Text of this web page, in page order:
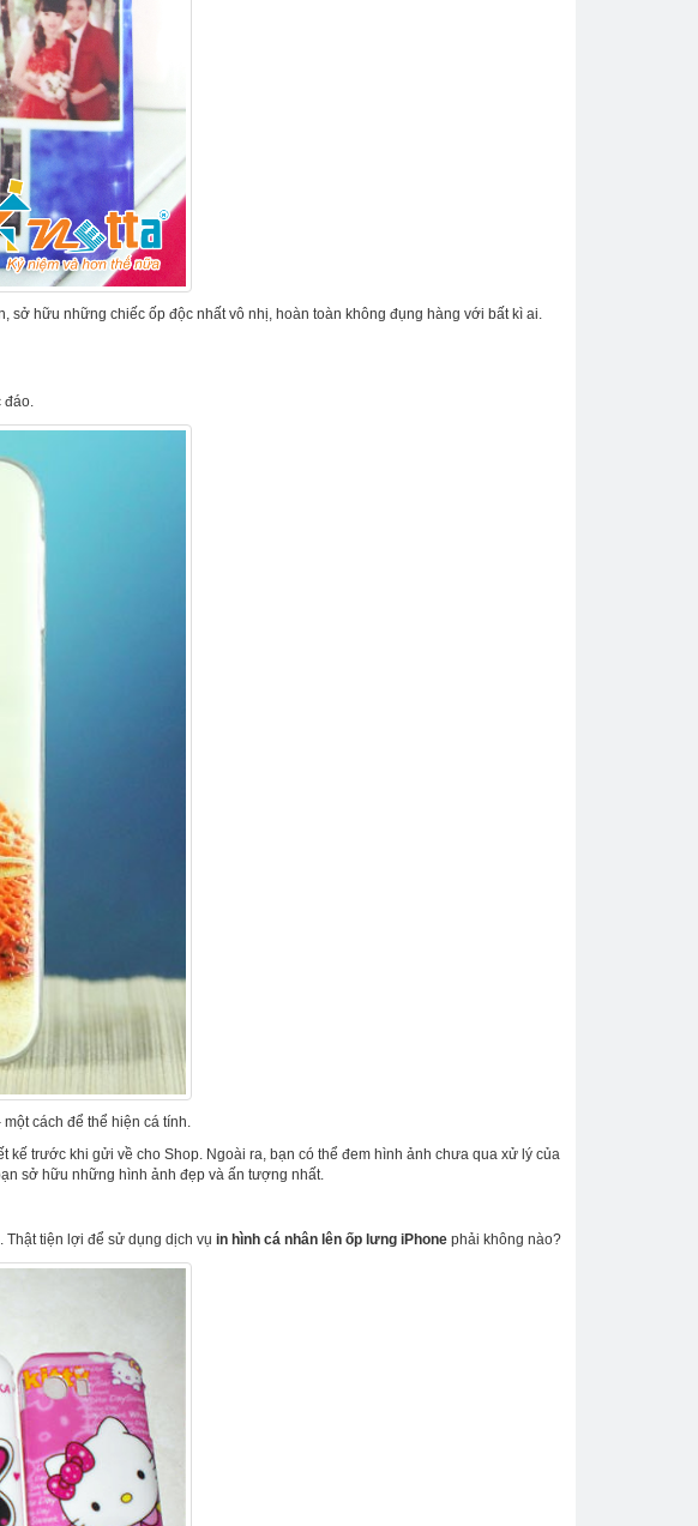
hữu những chiếc ốp độc nhất vô nhị, hoàn toàn không đụng hàng với bất kì ai.
đáo.
một cách để thể hiện cá tính.
kế trước khi gửi về cho Shop. Ngoài ra, bạn có thể đem hình ảnh chưa qua xử lý của
sở hữu những hình ảnh đẹp và ấn tượng nhất.
tiện lợi để sử dụng dịch vụ in hình cá nhân lên ốp lưng iPhone phải không nào?